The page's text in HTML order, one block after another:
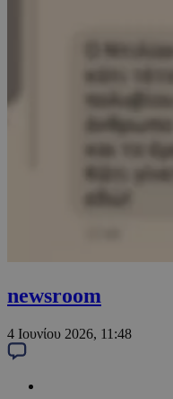
newsroom
4 Ιουνίου 2026, 11:48